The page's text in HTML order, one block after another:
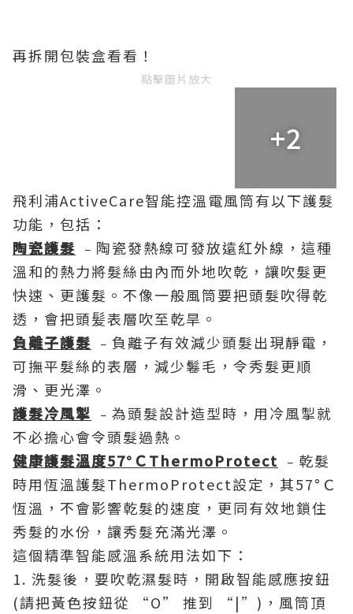
再拆開包裝盒看看！
點擊圖片放大
+2
飛利浦ActiveCare智能控溫電風筒有以下護髮
功能，包括：
陶瓷護髮 ﹣陶瓷發熱線可發放遠紅外線，這種
溫和的熱力將髮絲由內而外地吹乾，讓吹髮更
快速、更護髮。不像一般風筒要把頭髮吹得乾
透，會把頭髪表層吹至乾旱。
負離子護髮 ﹣負離子有效減少頭髮出現靜電，
可撫平髮絲的表層，減少鬈毛，令秀髮更順
滑、更光澤。
護髮冷風掣 ﹣為頭髮設計造型時，用冷風掣就
不必擔心會令頭髮過熱。
健康護髮溫度57°ＣThermoProtect ﹣乾髮
時用恆溫護髮ThermoProtect設定，其57°Ｃ
恆溫，不會影響乾髮的速度，更同有效地鎖住
秀髮的水份，讓秀髮充滿光澤。
這個精準智能感溫系統用法如下：
1. 洗髮後，要吹乾濕髮時，開啟智能感應按鈕
(請把黃色按鈕從 “O” 推到 “|”)，風筒頂